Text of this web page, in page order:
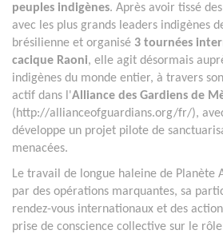
peuples indigènes. Après avoir tissé
avec les plus grands leaders indigènes
brésilienne et organisé 3 tournées
cacique Raoni, elle agit désormais
indigènes du monde entier, à travers
actif dans l'Alliance des Gardiens de
(http://allianceofguardians.org/fr/),
développe un projet pilote de
menacées.
Le travail de longue haleine de Planète
par des opérations marquantes, sa
rendez-vous internationaux et des
prise de conscience collective sur le